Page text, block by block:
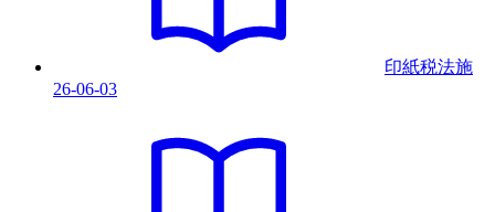
印紙税法施
26-06-03